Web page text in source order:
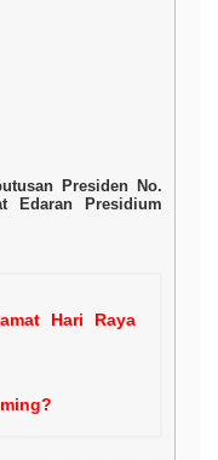
Presiden No.
Edaran Presidium
Hari Raya